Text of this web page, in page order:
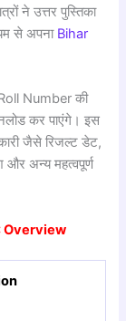
ने उत्तर पुस्तिका
से अपना Bihar
Number की
कर पाएंगे। इस
जैसे रिजल्ट डेट,
और अन्य महत्वपूर्ण
Overview